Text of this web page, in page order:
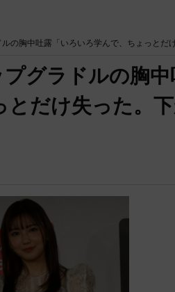
の胸中吐露「いろいろ学んで、ちょっとだ
グラドルの胸中
だけ失った。